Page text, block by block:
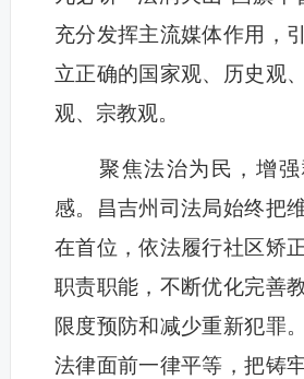
充分发挥主流媒体作用，
立正确的国家观、历史观
观、宗教观。
聚焦法治为民，增强
感。昌吉州司法局始终把
在首位，依法履行社区矫
职责职能，不断优化完善
限度预防和减少重新犯罪
法律面前一律平等，把铸